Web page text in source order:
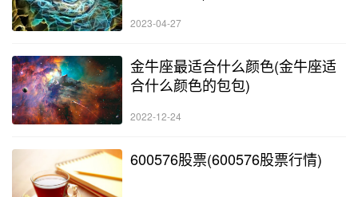
2023-04-27
金牛座最适合什么颜色(金牛座适
合什么颜色的包包)
2022-12-24
600576股票(600576股票行情)